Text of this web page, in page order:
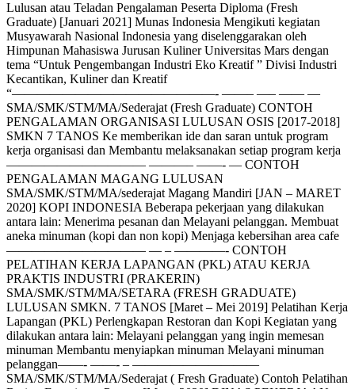
Lulusan atau Teladan Pengalaman Peserta Diploma (Fresh
Graduate) [Januari 2021] Munas Indonesia Mengikuti kegiatan
Musyawarah Nasional Indonesia yang diselenggarakan oleh
Himpunan Mahasiswa Jurusan Kuliner Universitas Mars dengan
tema “Untuk Pengembangan Industri Eko Kreatif ” Divisi Industri
Kecantikan, Kuliner dan Kreatif
“————————————————- ——– —– —— —
SMA/SMK/STM/MA/Sederajat (Fresh Graduate) CONTOH
PENGALAMAN ORGANISASI LULUSAN OSIS [2017-2018]
SMKN 7 TANOS Ke memberikan ide dan saran untuk program
kerja organisasi dan Membantu melaksanakan setiap program kerja
——————————— ———– ——- — CONTOH
PENGALAMAN MAGANG LULUSAN
SMA/SMK/STM/MA/sederajat Magang Mandiri [JAN – MARET
2020] KOPI INDONESIA Beberapa pekerjaan yang dilakukan
antara lain: Menerima pesanan dan Melayani pelanggan. Membuat
aneka minuman (kopi dan non kopi) Menjaga kebersihan area cafe
——————————— — – ————- CONTOH
PELATIHAN KERJA LAPANGAN (PKL) ATAU KERJA
PRAKTIS INDUSTRI (PRAKERIN)
SMA/SMK/STM/MA/SETARA (FRESH GRADUATE)
LULUSAN SMKN. 7 TANOS [Maret – Mei 2019] Pelatihan Kerja
Lapangan (PKL) Perlengkapan Restoran dan Kopi Kegiatan yang
dilakukan antara lain: Melayani pelanggan yang ingin memesan
minuman Membantu menyiapkan minuman Melayani minuman
pelanggan——- ——- – ——————————
SMA/SMK/STM/MA/Sederajat ( Fresh Graduate) Contoh Pelatihan